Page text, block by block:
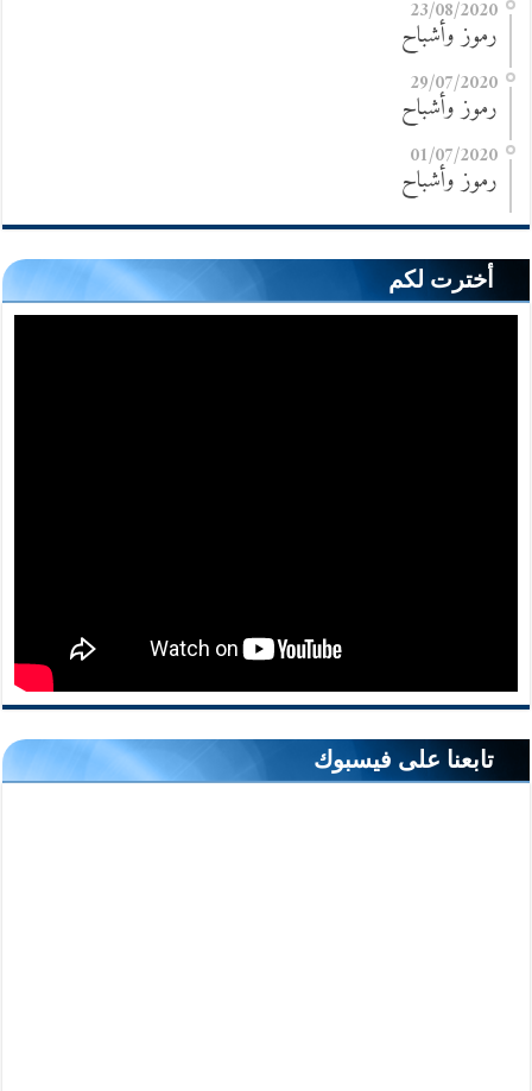
23/08/2020
رموز وأشباح
29/07/2020
رموز وأشباح
01/07/2020
رموز وأشباح
أخترت لكم
تابعنا على فيسبوك